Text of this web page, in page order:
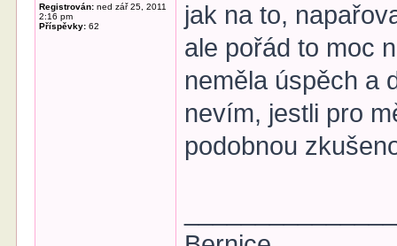
Registrován: ned zář 25, 2011
2:16 pm
Příspěvky: 62
jak na to,
ale pořád to moc
neměla úspěch a
nevím, jestli pro
podobnou